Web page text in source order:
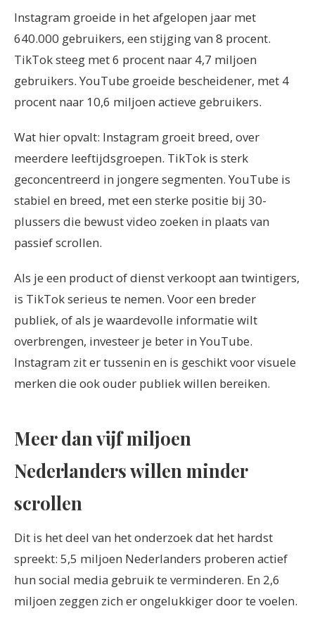
Instagram groeide in het afgelopen jaar met
640.000 gebruikers, een stijging van 8 procent.
TikTok steeg met 6 procent naar 4,7 miljoen
gebruikers. YouTube groeide bescheidener, met 4
procent naar 10,6 miljoen actieve gebruikers.
Wat hier opvalt: Instagram groeit breed, over
meerdere leeftijdsgroepen. TikTok is sterk
geconcentreerd in jongere segmenten. YouTube is
stabiel en breed, met een sterke positie bij 30-
plussers die bewust video zoeken in plaats van
passief scrollen.
Als je een product of dienst verkoopt aan twintigers,
is TikTok serieus te nemen. Voor een breder
publiek, of als je waardevolle informatie wilt
overbrengen, investeer je beter in YouTube.
Instagram zit er tussenin en is geschikt voor visuele
merken die ook ouder publiek willen bereiken.
Meer dan vijf miljoen
Nederlanders willen minder
scrollen
Dit is het deel van het onderzoek dat het hardst
spreekt: 5,5 miljoen Nederlanders proberen actief
hun social media gebruik te verminderen. En 2,6
miljoen zeggen zich er ongelukkiger door te voelen.